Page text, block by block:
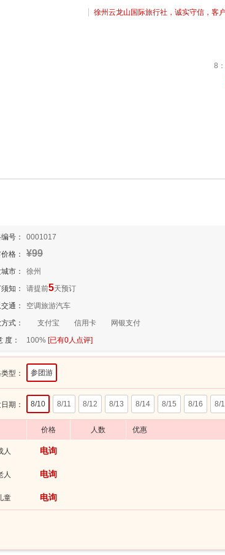
徐州云龙山国际旅行社，诚实守信，客
8
号：
0001017
格：
¥99
市：
徐州
知：
请提前5天预订
通：
空调旅游汽车
式：
支付宝 信用卡
网银支付
度：
100% [已有0人点评]
型： 参团游
期： 8/10 8/11 8/12 8/13 8/14 8/15 8/16 8/
价格 人数 优惠
人 电询
人 电询
童 电询